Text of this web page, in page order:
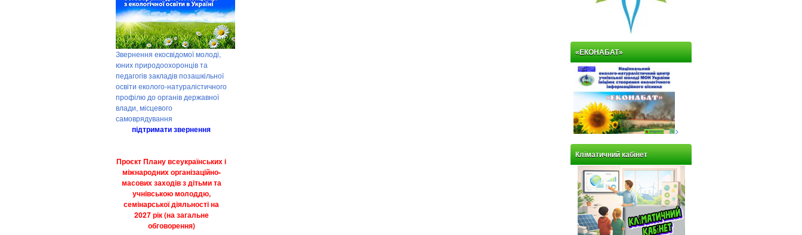
Звернення екосвідомої молоді,
юних природоохоронців та
педагогів закладів позашкільної
освіти еколого-натуралістичного
профілю до органів державної
влади, місцевого
самоврядування
підтримати звернення
Проєкт Плану всеукраїнських і
міжнародних організаційно-
масових заходів з дітьми та
учнівською молоддю,
семінарської діяльності на
2027 рік (на загальне
обговорення)
«ЕКОНАБАТ»
>
Кліматичний кабінет